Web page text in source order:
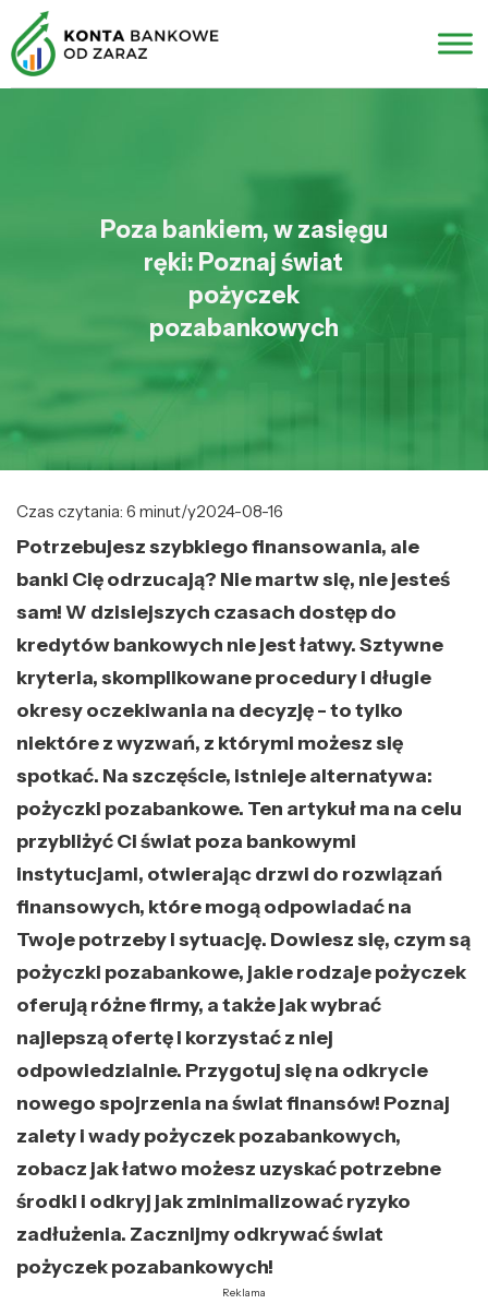
Poza bankiem, w zasięgu
ręki: Poznaj świat
pożyczek
pozabankowych
Czas czytania: 6 minut/y2024-08-16
Potrzebujesz szybkiego finansowania, ale
banki Cię odrzucają? Nie martw się, nie jesteś
sam! W dzisiejszych czasach dostęp do
kredytów bankowych nie jest łatwy. Sztywne
kryteria, skomplikowane procedury i długie
okresy oczekiwania na decyzję - to tylko
niektóre z wyzwań, z którymi możesz się
spotkać. Na szczęście, istnieje alternatywa:
pożyczki pozabankowe. Ten artykuł ma na celu
przybliżyć Ci świat poza bankowymi
instytucjami, otwierając drzwi do rozwiązań
finansowych, które mogą odpowiadać na
Twoje potrzeby i sytuację. Dowiesz się, czym są
pożyczki pozabankowe, jakie rodzaje pożyczek
oferują różne firmy, a także jak wybrać
najlepszą ofertę i korzystać z niej
odpowiedzialnie. Przygotuj się na odkrycie
nowego spojrzenia na świat finansów! Poznaj
zalety i wady pożyczek pozabankowych,
zobacz jak łatwo możesz uzyskać potrzebne
środki i odkryj jak zminimalizować ryzyko
zadłużenia. Zacznijmy odkrywać świat
pożyczek pozabankowych!
Reklama